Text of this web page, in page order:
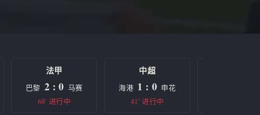
法甲
巴黎 2 : 0 马赛
68' 进行中
中超
海港 1 : 0 申花
41' 进行中